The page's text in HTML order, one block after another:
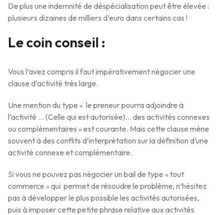
De plus une indemnité de déspécialisation peut être élevée :
plusieurs dizaines de milliers d’euro dans certains cas !
Le coin conseil :
Vous l’avez compris il faut impérativement négocier une
clause d’activité très large.
Une mention du type « le preneur pourra adjoindre à
l’activité … (Celle qui est autorisée)… des activités connexes
ou complémentaires » est courante. Mais cette clause mène
souvent à des conflits d’interprétation sur la définition d’une
activité connexe et complémentaire.
Si vous ne pouvez pas négocier un bail de type « tout
commerce » qui permet de résoudre le problème, n’hésitez
pas à développer le plus possible les activités autorisées,
puis à imposer cette petite phrase relative aux activités